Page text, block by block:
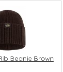
Beanie Brown